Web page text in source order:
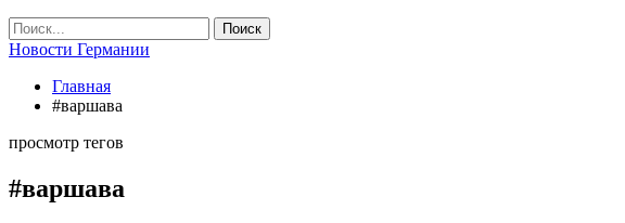
Новости Германии
Главная
#варшава
просмотр тегов
#варшава